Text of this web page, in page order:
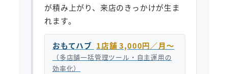
が積み上がり、来店のきっかけが生ま
れます。
おもてハブ 1店舗 3,000円／月〜
（多店舗一括管理ツール・自主運用の
効率化）